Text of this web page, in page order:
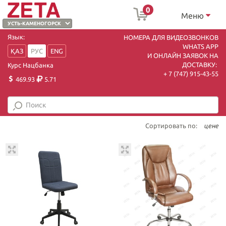
0
Меню
Язык:
ҚАЗ
РУС
ENG
Курс Нацбанка
469.93
5.71
НОМЕРА ДЛЯ ВИДЕОЗВОНКОВ
WHATS APP
И ОНЛАЙН ЗАЯВОК НА
ДОСТАВКУ:
+ 7 (747) 915-43-55
Сортировать по: цене